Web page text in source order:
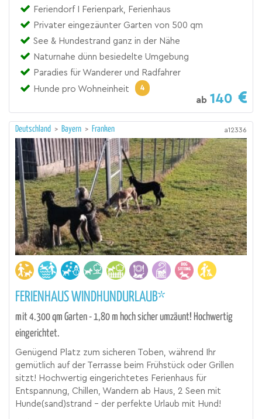
Feriendorf I Ferienpark, Ferienhaus
Privater eingezäunter Garten von 500 qm
See & Hundestrand ganz in der Nähe
Naturnahe dünn besiedelte Umgebung
Paradies für Wanderer und Radfahrer
Hunde pro Wohneinheit
4
ab 140
Deutschland > Bayern > Franken a12336
FERIENHAUS WINDHUNDURLAUB*
mit 4.300 qm Garten - 1,80 m hoch sicher umzäunt! Hochwertig
eingerichtet.
Genügend Platz zum sicheren Toben, während Ihr
gemütlich auf der Terrasse beim Frühstück oder Grillen
sitzt! Hochwertig eingerichtetes Ferienhaus für
Entspannung, Chillen, Wandern ab Haus, 2 Seen mit
Hunde(sand)strand - der perfekte Urlaub mit Hund!